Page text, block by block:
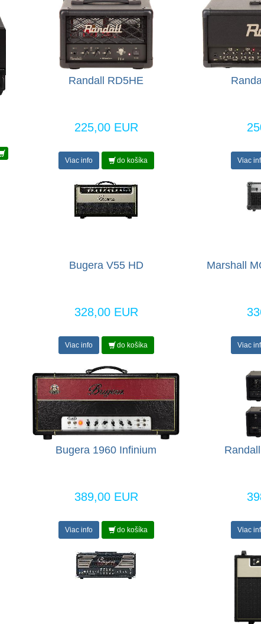
Randall RD5HE
225,00 EUR
Viac info do košíka Viac
Bugera V55 HD
328,00 EUR
Viac info do košíka
Marshall
Viac
Bugera 1960 Infinium
389,00 EUR
Viac info do košíka Viac